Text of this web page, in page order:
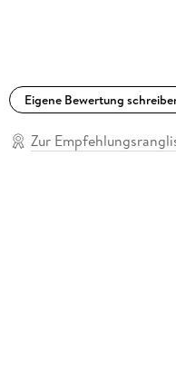
Eigene Bewertung
Zur